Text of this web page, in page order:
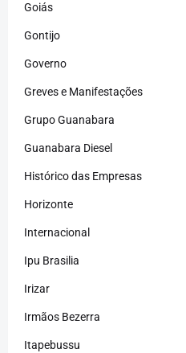
Goiás
Gontijo
Governo
Greves e Manifestações
Grupo Guanabara
Guanabara Diesel
Histórico das Empresas
Horizonte
Internacional
Ipu Brasilia
Irizar
Irmãos Bezerra
Itapebussu